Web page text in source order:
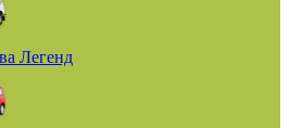
Легенд